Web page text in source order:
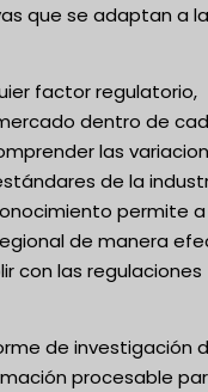
que se adaptan a
factor regulatorio,
dentro de
las
de la
permite
de manera
con las regulaciones
de investigación
procesable